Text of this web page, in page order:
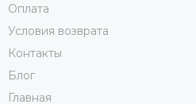
Оплата
Условия возврата
Контакты
Блог
Главная